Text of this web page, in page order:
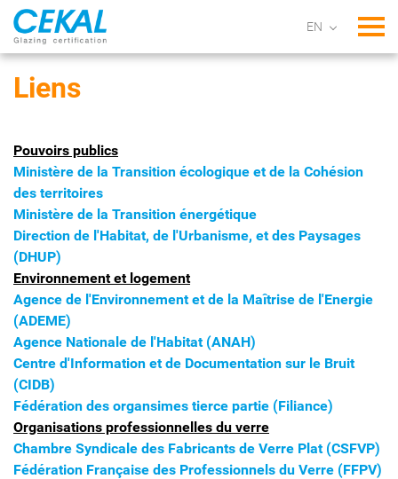
Liens
Pouvoirs publics
Ministère de la Transition écologique et de la Cohésion
des territoires
Ministère de la Transition énergétique
Direction de l'Habitat, de l'Urbanisme, et des Paysages
(DHUP)
Environnement et logement
Agence de l'Environnement et de la Maîtrise de l'Energie
(ADEME)
Agence Nationale de l'Habitat (ANAH)
Centre d'Information et de Documentation sur le Bruit
(CIDB)
Fédération des organsimes tierce partie (Filiance)
Organisations professionnelles du verre
Chambre Syndicale des Fabricants de Verre Plat (CSFVP)
Fédération Française des Professionnels du Verre (FFPV)